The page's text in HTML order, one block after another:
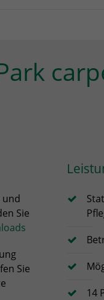
und
Sie
Sie
14